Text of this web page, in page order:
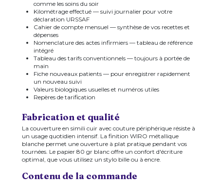
comme les soins du soir
Kilométrage effectué — suivi journalier pour votre
déclaration URSSAF
Cahier de compte mensuel — synthèse de vos recettes et
dépenses
Nomenclature des actes infirmiers — tableau de référence
intégré
Tableau des tarifs conventionnels — toujours à portée de
main
Fiche nouveaux patients — pour enregistrer rapidement
un nouveau suivi
Valeurs biologiques usuelles et numéros utiles
Repères de tarification
Fabrication et qualité
La couverture en simili cuir avec couture périphérique résiste à
un usage quotidien intensif. La finition WIRO métallique
blanche permet une ouverture à plat pratique pendant vos
tournées. Le papier 80 gr blanc offre un confort d'écriture
optimal, que vous utilisez un stylo bille ou à encre.
Contenu de la commande